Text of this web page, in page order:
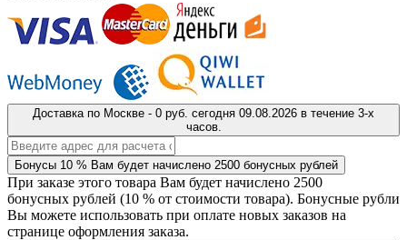
Доставка по Москве - 0 руб. сегодня 09.08.2026 в течение 3-х
часов.
Бонусы 10 % Вам будет начислено 2500 бонусных рублей
При заказе этого товара Вам будет начислено 2500
бонусных рублей (10 % от стоимости товара). Бонусные рубли
Вы можете использовать при оплате новых заказов на
странице оформления заказа.